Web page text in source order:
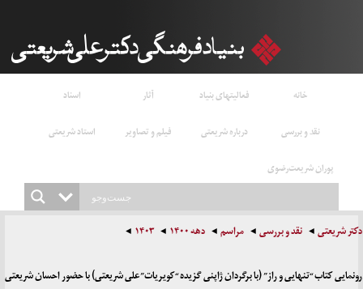
خانه فعالیتهای بنیاد آثار
اسناد
نقد و بررسی
درباره شریعتی فیلم و تصاویر
استاد شریعتی
پوران شریعت‌رضوی
دکتر شریعتی نقد و بررسی مراسم دهه ۱۴۰۰ ۱۴۰۳
رونمایی کتاب “تنهایی و راز” (با برگردان ژاپنی گزیده “کویریات”علی شریعتی) با حضور احسان شریعتی